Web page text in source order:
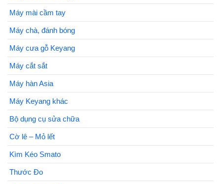
Máy mài cầm tay
Máy chà, đánh bóng
Máy cưa gỗ Keyang
Máy cắt sắt
Máy hàn Asia
Máy Keyang khác
Bộ dụng cụ sửa chữa
Cờ lê – Mỏ lết
Kìm Kéo Smato
Thước Đo